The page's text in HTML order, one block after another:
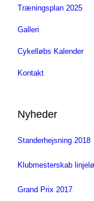
Træningsplan 2025
Galleri
Cykelløbs Kalender
Kontakt
Nyheder
Standerhejsning 2018
Klubmesterskab
Grand Prix 2017